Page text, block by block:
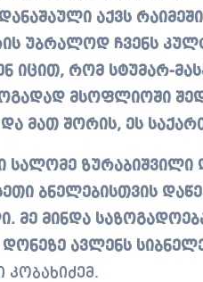
აქვს
უბრალოდ ჩვენს
იცით, რომ სტუმარ-
ზოგადად მსოფლიოში
მათ შორის, ეს
სალომე ზურაბიშვილი
ბნელებისთვის
მე მინდა
ავლენს
კობახიძემ.